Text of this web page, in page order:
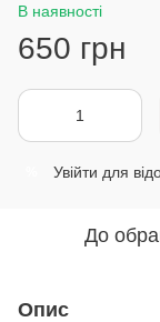
В наявності
650 грн
Увійти для
До
Опис